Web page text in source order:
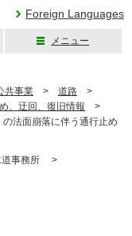
Foreign Languages
メニュー
共事業 > 道路 >
、迂回、復旧情報 >
法面崩落に伴う通行止め
道事務所 >